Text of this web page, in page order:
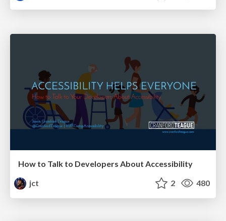
How to Talk to Developers About Accessibility
jct
2 480